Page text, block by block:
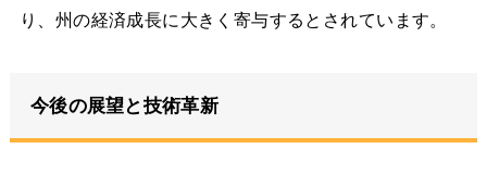
り、州の経済成長に大きく寄与するとされています。
今後の展望と技術革新